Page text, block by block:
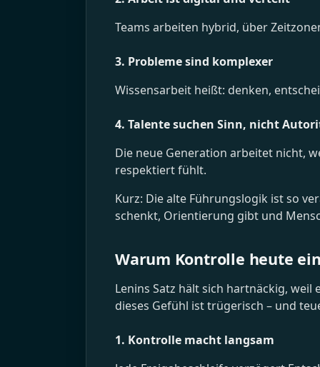
Teams arbeiten hybrid, über
3. Probleme sind komplexer
Wissensarbeit heißt: denken,
4. Talente suchen Sinn, nicht
Die neue Generation arbeitet nicht,
respektiert fühlt.
Kurz: Die alte Führungslogik ist so
schenkt, Orientierung gibt und
Warum Kontrolle heute
Lenins Satz hält sich hartnäckig,
dieses Gefühl ist trügerisch – und
1. Kontrolle macht langsam